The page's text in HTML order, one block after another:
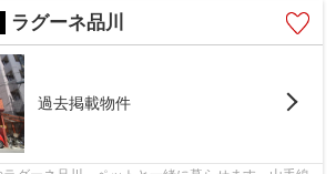
ラグーネ品川
過去掲載物件